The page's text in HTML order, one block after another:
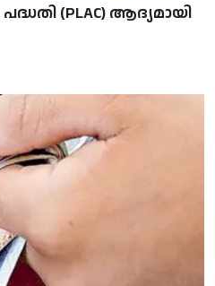
(PLAC) ആദ്യമായി